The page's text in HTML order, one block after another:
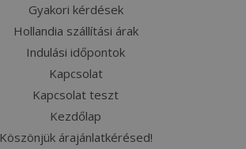
Gyakori kérdések
Hollandia szállítási árak
Indulási időpontok
Kapcsolat
Kapcsolat teszt
Kezdőlap
Köszönjük árajánlatkérésed!